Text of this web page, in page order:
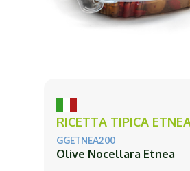
RICETTA TIPICA
GGETNEA200
Olive Nocellara Etnea